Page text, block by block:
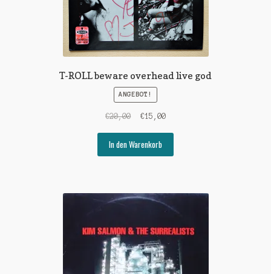
T-ROLL beware overhead live god
ANGEBOT!
€20,00
Ursprünglicher
war:
€20,00
€15,00Aktueller
€15,00.
In den Warenkorb